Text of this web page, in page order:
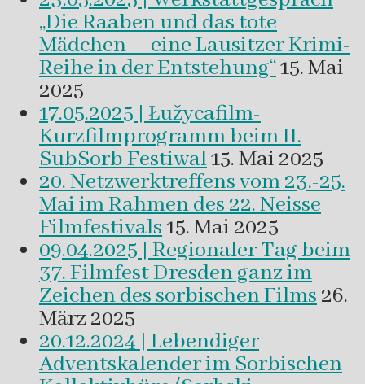
„Die Raaben und das tote
Mädchen – eine Lausitzer Krimi-
Reihe in der Entstehung“15. Mai
2025
17.05.2025 | Łužycafilm-
Kurzfilmprogramm beim II.
SubSorb Festiwal15. Mai 2025
20. Netzwerktreffens vom 23.-25.
Mai im Rahmen des 22. Neisse
Filmfestivals15. Mai 2025
09.04.2025 | Regionaler Tag beim
37. Filmfest Dresden ganz im
Zeichen des sorbischen Films26.
März 2025
20.12.2024 | Lebendiger
Adventskalender im Sorbischen